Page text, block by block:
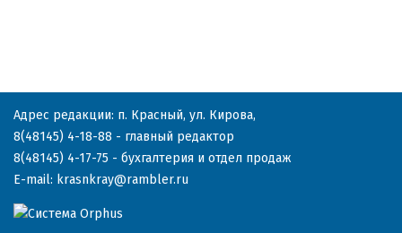
Адрес редакции: п. Красный, ул. Кирова,
8(48145) 4-18-88 - главный редактор
8(48145) 4-17-75 - бухгалтерия и отдел продаж
E-mail: krasnkray@rambler.ru